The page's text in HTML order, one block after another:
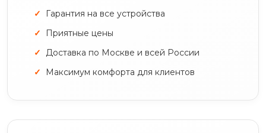
Гарантия на все устройства
Приятные цены
Доставка по Москве и всей России
Максимум комфорта для клиентов